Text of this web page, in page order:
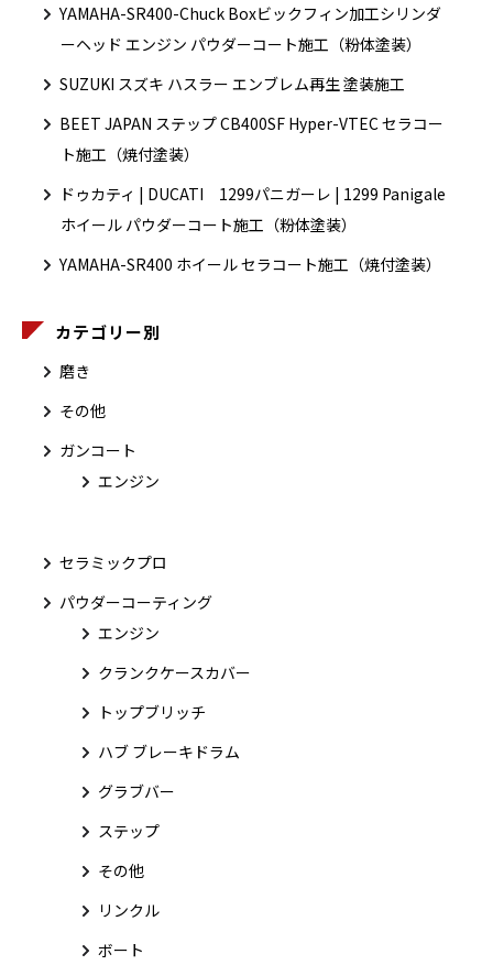
YAMAHA-SR400-Chuck Boxビックフィン加工シリンダ
ーヘッド エンジン パウダーコート施工（粉体塗装）
SUZUKI スズキ ハスラー エンブレム再生 塗装施工
BEET JAPAN ステップ CB400SF Hyper-VTEC セラコー
ト施工（焼付塗装）
ドゥカティ | DUCATI 1299パニガーレ | 1299 Panigale
ホイール パウダーコート施工（粉体塗装）
YAMAHA-SR400 ホイール セラコート施工（焼付塗装）
カテゴリー別
磨き
その他
ガンコート
エンジン
セラミックプロ
パウダーコーティング
エンジン
クランクケースカバー
トップブリッチ
ハブ ブレーキドラム
グラブバー
ステップ
その他
リンクル
ボート